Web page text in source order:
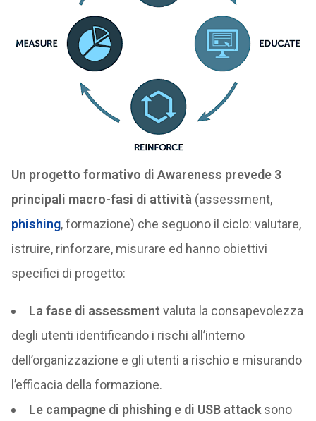
Un progetto formativo di Awareness prevede 3
principali macro-fasi di attività (assessment,
phishing, formazione) che seguono il ciclo: valutare,
istruire, rinforzare, misurare ed hanno obiettivi
specifici di progetto:
La fase di assessment valuta la consapevolezza
degli utenti identificando i rischi all’interno
dell’organizzazione e gli utenti a rischio e misurando
l’efficacia della formazione.
Le campagne di phishing e di USB attacksono